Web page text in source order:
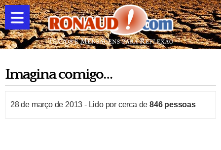
Imagina comigo…
28 de março de 2013 - Lido por cerca de846pessoas